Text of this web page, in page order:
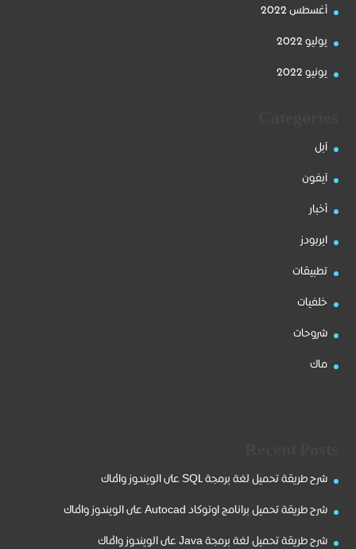
أغسطس 2022
يوليو 2022
يونيو 2022
آبل
آيفون
أخبار
ايربودز
تطبيقات
خلفيات
شروحات
ماك
شرح طريقة تحميل لغة برمجة SQL على الويندوز والماك
شرح طريقة تحميل برانامج اوتوكاد Autocad على الويندوز والماك
شرح طريقة تحميل لغة برمجة Java على الويندوز والماك